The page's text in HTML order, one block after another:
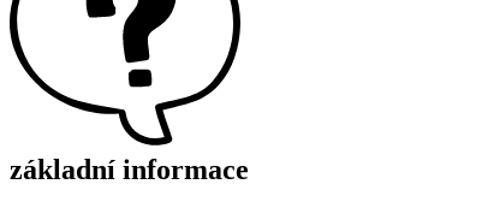
základní informace